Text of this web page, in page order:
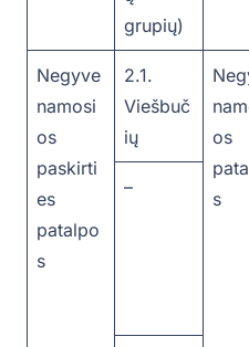
grupių)
Negyve
namosi
os
paskirti
es
patalpo
s
2.1.
Viešbuč
ių
os
s
–